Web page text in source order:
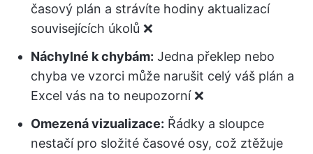
časový plán a strávíte hodiny aktualizací
souvisejících úkolů ❌
Náchylné k chybám: Jedna překlep nebo
chyba ve vzorci může narušit celý váš plán a
Excel vás na to neupozorní ❌
Omezená vizualizace: Řádky a sloupce
nestačí pro složité časové osy, což ztěžuje